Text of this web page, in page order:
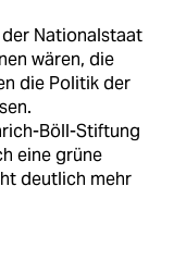
Nationalstaat
wären, die
die Politik der
Böll-Stiftung
eine grüne
deutlich mehr